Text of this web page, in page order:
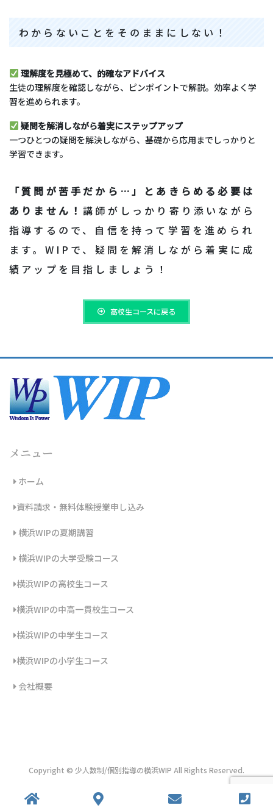
わからないことをそのままにしない！
理解度を見極めて、的確なアドバイス
生徒の理解度を確認しながら、ピンポイントで解説。効率よく学
習を進められます。
疑問を解消しながら着実にステップアップ
一つひとつの疑問を解決しながら、基礎から応用までしっかりと
学習できます。
「質問が苦手だから…」とあきらめる必要は
ありません！講師がしっかり寄り添いながら
指導するので、自信を持って学習を進められ
ます。WIPで、疑問を解消しながら着実に成
績アップを目指しましょう！
高校生コースに戻る
メニュー
ホーム
資料請求・無料体験授業申し込み
横浜WIPの夏期講習
横浜WIPの大学受験コース
横浜WIPの高校生コース
横浜WIPの中高一貫校生コース
横浜WIPの中学生コース
横浜WIPの小学生コース
会社概要
Copyright © 少人数制/個別指導の横浜WIP All Rights Reserved.